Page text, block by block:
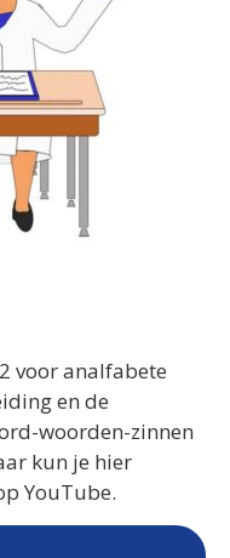
voor analfabete
en de
woorden-zinnen
kun je hier
YouTube.